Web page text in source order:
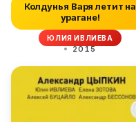
Колдунья Варя летит на
урагане!
ЮЛИЯ ИВЛИЕВА
2015